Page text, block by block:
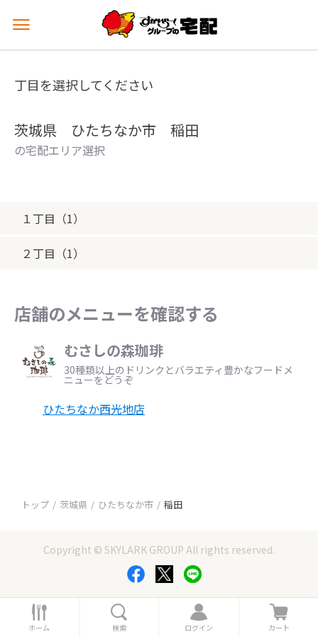
メ
ュ
を
丁目を選択してください
茨城県 ひたちなか市 稲田
の宅配エリア選択
１丁目（1）
２丁目（1）
店舗のメニューを確認する
むさしの森珈琲
30種類以上のドリンクとバラエティ豊かなフードメ
ニューをどうぞ
ひたちなか西光地店
トップ 茨城県 ひたちなか市 稲田
Copyright © SKYLARK GROUP All rights reserved.
ホ
ー
ホーム 索
検索
ロ
グ
ログイン
カ
ー
カート